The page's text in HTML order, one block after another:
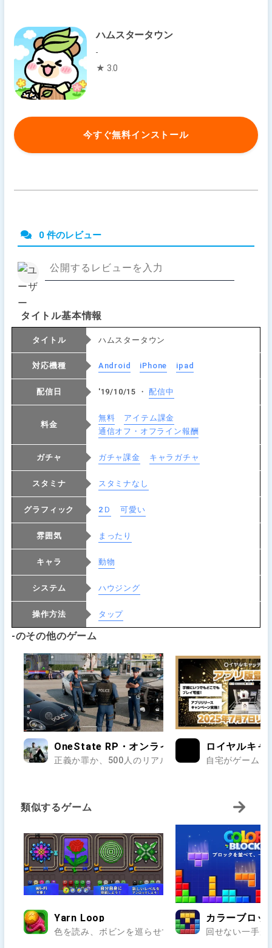
ハムスタータウン
-
★ 3.0
今すぐ無料インストール
0 件のレビュー
タイトル基本情報
タイトル ハムスタータウン
対応機種 Android iPhone ipad
配信日 '19/10/15 ・配信中
料金
無料
アイテム課金
通信オフ・オフライン報酬
ガチャ ガチャ課金 キャラガチャ
スタミナ スタミナなし
グラフィック 2Ｄ 可愛い
雰囲気 まったり
キャラ 動物
システム ハウジング
操作方法 タップ
-のその他のゲーム
OneState RP・オンラインのオープンワールド
正義か罪か、500人のリアルが交差する街で第二の人
ロイヤルキャ
自宅がゲーム
類似するゲーム
Yarn Loop
色を読み、ボビンを巡らせて編み模様を完成させよう
カラーブロ
回せない一手